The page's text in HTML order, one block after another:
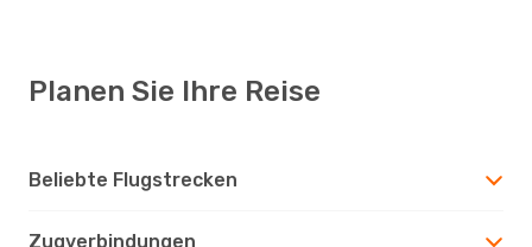
Planen Sie Ihre Reise
Beliebte Flugstrecken
Zugverbindungen